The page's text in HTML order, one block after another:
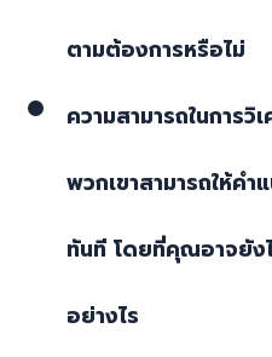
ตามต้องการหรือไม่
ความสามารถในการวิ
พวกเขาสามารถให้คำ
ทันที โดยที่คุณอาจยัง
อย่างไร